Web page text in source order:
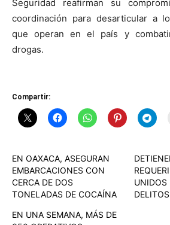
Seguridad reafirman su
coordinación para desarticular a
que operan en el país y
drogas.
Compartir:
EN OAXACA, ASEGURAN
EMBARCACIONES CON
CERCA DE DOS
TONELADAS DE COCAÍNA
UNIDOS
DELITOS
EN UNA SEMANA, MÁS DE